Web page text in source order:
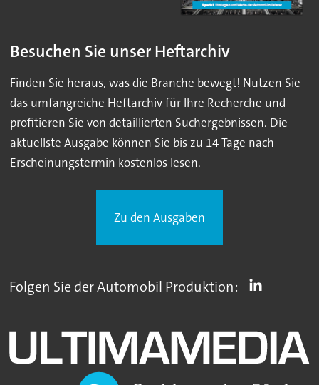
Besuchen Sie unser Heftarchiv
Finden Sie heraus, was die Branche bewegt! Nutzen Sie
das umfangreiche Heftarchiv für Ihre Recherche und
profitieren Sie von detaillierten Suchergebnissen. Die
aktuellste Ausgabe können Sie bis zu 14 Tage nach
Erscheinungstermin kostenlos lesen.
Zu den Ausgaben
Folgen Sie der Automobil Produktion: